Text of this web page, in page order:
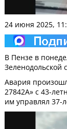
24 июня 2025,
В Пензе в
Зеленодольской
Авария
27842А» с 43-
им управлял 37-